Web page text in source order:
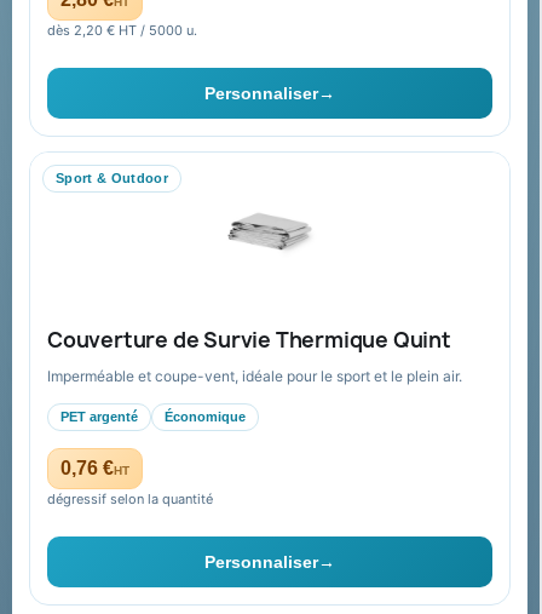
dès 2,20 € HT / 5000 u.
Personnaliser→
Sport & Outdoor
Couverture de Survie Thermique Quint
Imperméable et coupe-vent, idéale pour le sport et le plein air.
PET argenté Économique
0,76 €HT
dégressif selon la quantité
Personnaliser→
Cadeaux de fin d’année
Ils nous ont fait confiance
Livraison
Nous contacter
FAQ sur Promenoch Goodies Pub France
Conditions de retour
Paiement sécurisé
Plan du site
Contact & devis
06 09 53 17 41